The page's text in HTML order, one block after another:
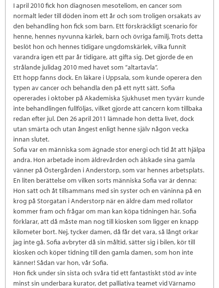
I april 2010 fick hon diagnosen mesoteliom, en cancer som
normalt leder till döden inom ett år och som troligen orsakats av
den behandling hon fick som barn. Ett förskräckligt scenario för
henne, hennes nyvunna kärlek, barn och övriga familj. Trots detta
beslöt hon och hennes tidigare ungdomskärlek, vilka funnit
varandra igen ett par år tidigare, att gifta sig. Det gjorde de en
strålande julidag 2010 med havet som ”altartavla”.
Ett hopp fanns dock. En läkare i Uppsala, som kunde operera den
typen av cancer och behandla den på ett nytt sätt. Sofia
opererades i oktober på Akademiska Sjukhuset men tyvärr kunde
inte behandlingen fullföljas, vilket gjorde att cancern kom tillbaka
redan efter jul. Den 26 april 2011 lämnade hon detta livet, dock
utan smärta och utan ångest enligt henne själv någon vecka
innan slutet.
Sofia var en människa som ägnade stor energi och tid åt att hjälpa
andra. Hon arbetade inom äldrevården och älskade sina gamla
vänner på Östergården i Anderstorp, som var hennes arbetsplats.
En liten berättelse om vilken sorts människa Sofia var är denna:
Hon satt och åt tillsammans med sin syster och en väninna på en
krog på Storgatan i Anderstorp när en äldre dam med rollator
kommer fram och frågar om man kan köpa tidningen här. Sofia
förklarar, att då måste man nog till kiosken som ligger en knapp
kilometer bort. Nej, tycker damen, då får det vara, så långt orkar
jag inte gå. Sofia avbryter då sin måltid, sätter sig i bilen, kör till
kiosken och köper tidning till den gamla damen, som hon inte
känner! Sådan var hon, vår Sofia.
Hon fick under sin sista och svåra tid ett fantastiskt stöd av inte
minst sin underbara kurator, det palliativa teamet vid Värnamo